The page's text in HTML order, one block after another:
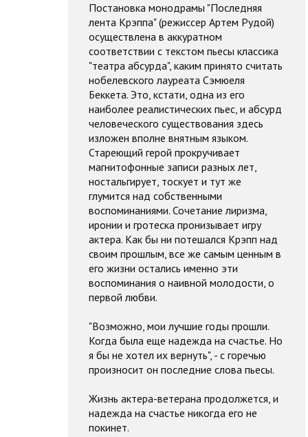
Постановка монодрамы "Последняя
лента Крэппа" (режиссер Артем Рудой)
осуществлена в аккуратном
соответствии с текстом пьесы классика
"театра абсурда", каким принято считать
нобелевского лауреата Сэмюеля
Беккета. Это, кстати, одна из его
наиболее реалистических пьес, и абсурд
человеческого существования здесь
изложен вполне внятным языком.
Стареющий герой прокручивает
магнитофонные записи разных лет,
ностальгирует, тоскует и тут же
глумится над собственными
воспоминаниями. Сочетание лиризма,
иронии и гротеска пронизывает игру
актера. Как бы ни потешался Крэпп над
своим прошлым, все же самым ценным в
его жизни остались именно эти
воспоминания о наивной молодости, о
первой любви.
"Возможно, мои лучшие годы прошли.
Когда была еще надежда на счастье. Но
я бы не хотел их вернуть", - с горечью
произносит он последние слова пьесы.
Жизнь актера-ветерана продолжется, и
надежда на счастье никогда его не
покинет.